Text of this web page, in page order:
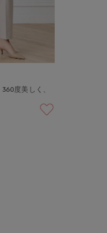
度美しく、